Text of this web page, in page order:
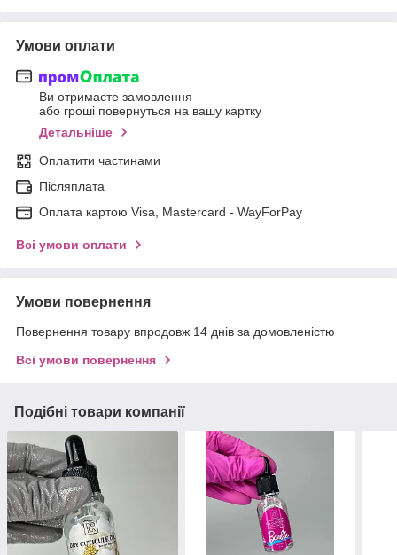
Умови оплати
Ви отримаєте замовлення
або гроші повернуться на вашу картку
Детальніше
Оплатити частинами
Післяплата
Оплата картою Visa, Mastercard - WayForPay
Всі умови оплати
Умови повернення
Повернення товару впродовж 14 днів за домовленістю
Всі умови повернення
Подібні товари компанії